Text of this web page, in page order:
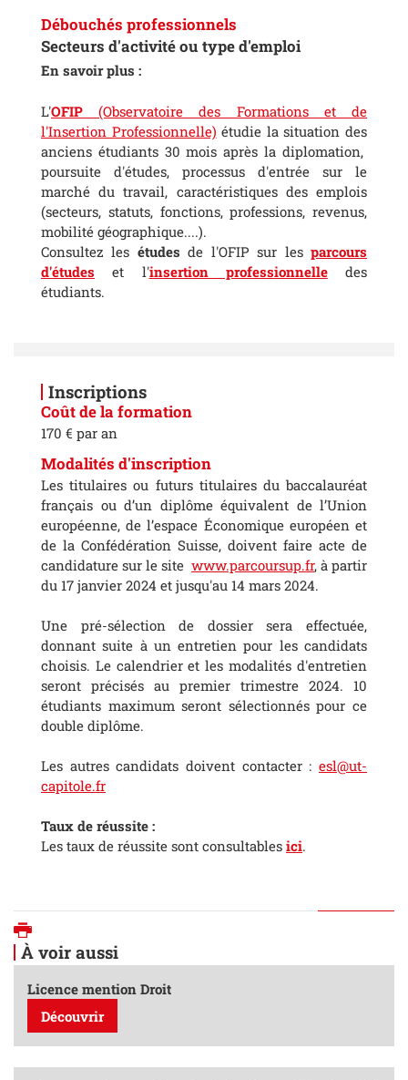
Débouchés professionnels
Secteurs d'activité ou type d'emploi
En savoir plus :
L'OFIP (Observatoire des Formations et de
l'Insertion Professionnelle) étudie la situation des
anciens étudiants 30 mois après la diplomation,
poursuite d'études, processus d'entrée sur le
marché du travail, caractéristiques des emplois
(secteurs, statuts, fonctions, professions, revenus,
mobilité géographique....).
Consultez les études de l'OFIP sur lesparcours
d'études et l'insertion professionnelle
des
étudiants.
Inscriptions
Coût de la formation
170 € par an
Modalités d'inscription
Les titulaires ou futurs titulaires du baccalauréat
français ou d’un diplôme équivalent de l’Union
européenne, de l’espace Économique européen et
de la Confédération Suisse, doivent faire acte de
candidature sur le site www.parcoursup.fr, à partir
du 17 janvier 2024 et jusqu'au 14 mars 2024.
Une pré-sélection de dossier sera effectuée,
donnant suite à un entretien pour les candidats
choisis. Le calendrier et les modalités d'entretien
seront précisés au premier trimestre 2024. 10
étudiants maximum seront sélectionnés pour ce
double diplôme.
Les autres candidats doivent contacter : esl@ut-
capitole.fr
Taux de réussite :
Les taux de réussite sont consultables ici.
À voir aussi
Licence mention Droit
Découvrir